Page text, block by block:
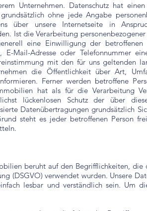
Unternehmen. Datenschutz hat
ohne jede Angabe
über unsere Internetseite in
Ist die Verarbeitung
eine Einwilligung der betroffenen
E-Mail-Adresse oder Telefonnummer
mit den für uns geltenden
die Öffentlichkeit über Art,
Ferner werden betroffene
hat als für die Verarbeitung
lückenlosen Schutz der über
Datenübertragungen grundsätzlich
steht es jeder betroffenen Person
beruht auf den Begrifflichkeiten,
(DSGVO) verwendet wurden. Unsere
lesbar und verständlich sein. Um